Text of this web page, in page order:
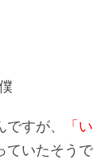
すが、
「い
ていたそうで